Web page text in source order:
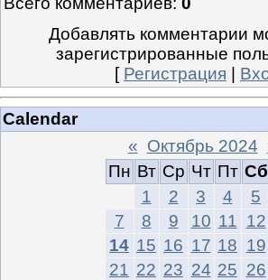
Добавлять комментарии
зарегистрированные
[ Регистрация
Calendar
« Октябрь 2024
Пн Вт Ср Чт Пт Сб
1
2 3 4 5
7
8 9 10 11 12
14 15 16 17 18 19
21 22 23 24 25 26